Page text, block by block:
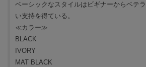
ベーシックなスタイルはビギナーからベテ
い支持を得ている。
≪カラー≫
BLACK
IVORY
MAT BLACK